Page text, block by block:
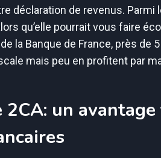
déclaration de revenus.
qu’elle pourrait vous faire
la Banque de France, près de
mais peu en profitent par
2CA: un